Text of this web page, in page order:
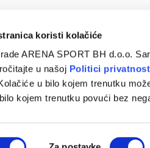
koristi kolačiće
ARENA SPORT BH d.o.o.
u našoj Politici
u bilo kojem trenutku
kojem trenutku povući bez